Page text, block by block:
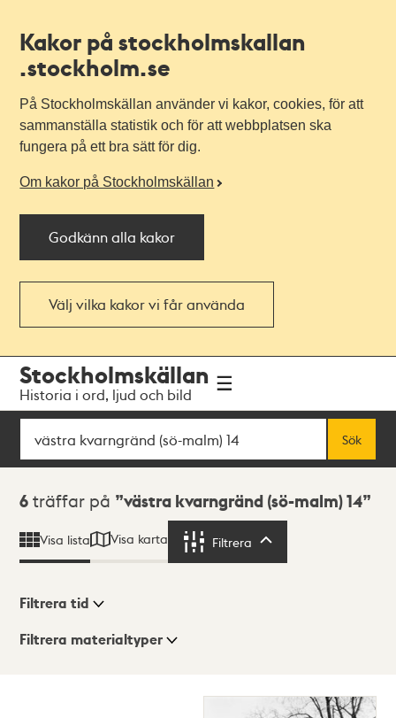
Kakor på stockholmskallan
.stockholm.se
På Stockholmskällan använder vi kakor, cookies, för att
sammanställa statistik och för att webbplatsen ska
fungera på ett bra sätt för dig.
Om kakor på Stockholmskällan
Godkänn alla kakor
Välj vilka kakor vi får använda
navigationen
huvudinnehållet
Stockholmskällan
Historia i ord, ljud och bild
Sök
Sök
Sökresultat
6 träffar på västra kvarngränd (sö-malm) 14
Visa lista Visa karta Filtrera
Visningsläge
Filtrera tid
Filtrera materialtyper